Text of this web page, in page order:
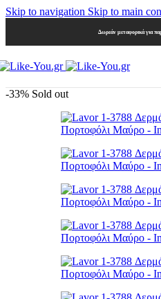
Skip to navigation Skip to main
Δωρεάν μεταφορικά για
-33% Sold out